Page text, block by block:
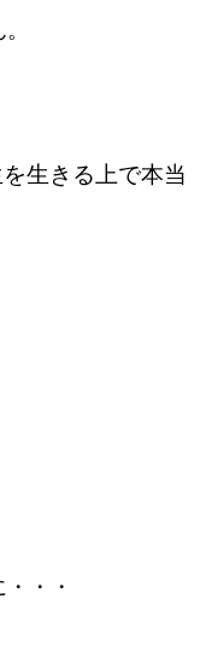
生きる上で本当
・・